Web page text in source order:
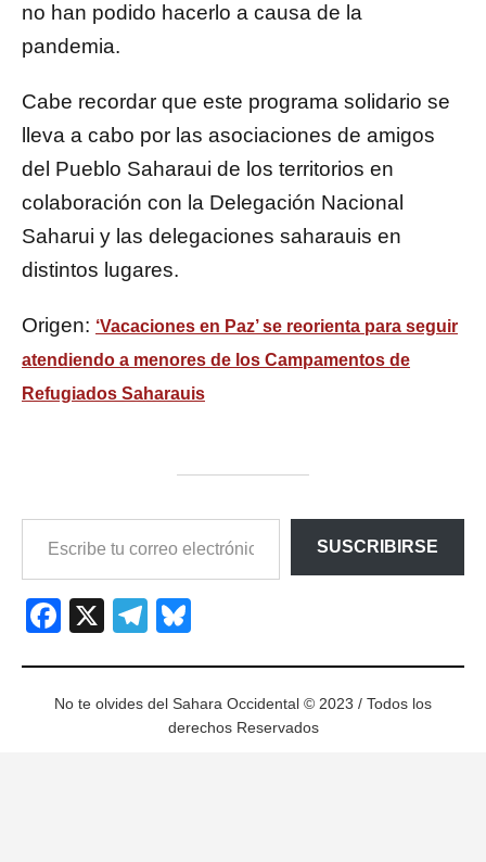
no han podido hacerlo a causa de la
pandemia.
Cabe recordar que este programa solidario se
lleva a cabo por las asociaciones de amigos
del Pueblo Saharaui de los territorios en
colaboración con la Delegación Nacional
Saharui y las delegaciones saharauis en
distintos lugares.
Origen: ‘Vacaciones en Paz’ se reorienta para seguir
atendiendo a menores de los Campamentos de
Refugiados Saharauis
SUSCRIBIRSE
Facebook
X Telegram
No te olvides del Sahara Occidental © 2023 / Todos los
derechos Reservados